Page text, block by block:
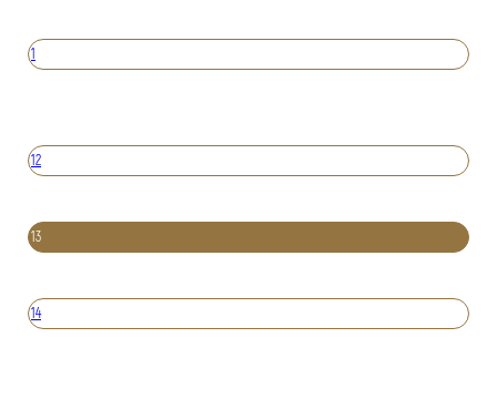
1
12
13
14